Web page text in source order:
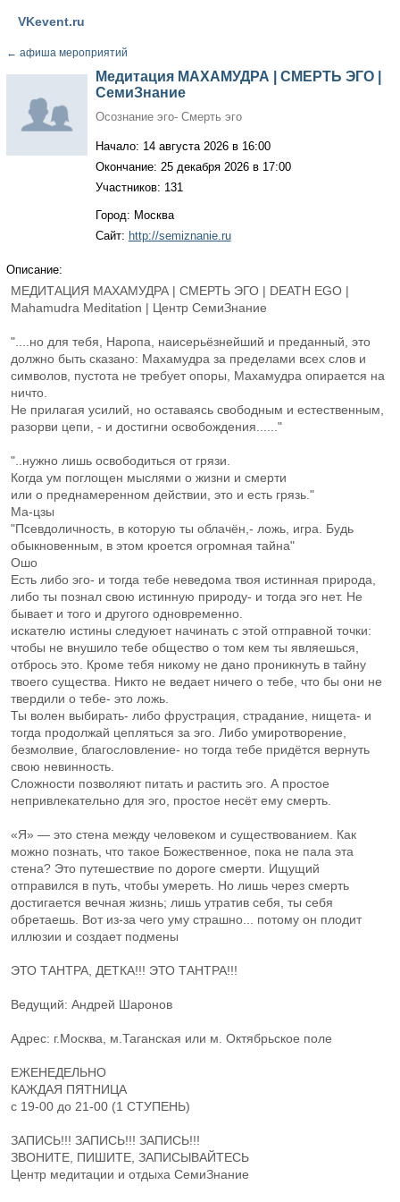
VKevent.ru
← афиша мероприятий
Медитация МАХАМУДРА | СМЕРТЬ ЭГО |
СемиЗнание
Осознание эго- Смерть эго
Начало: 14 августа 2026 в 16:00
Окончание: 25 декабря 2026 в 17:00
Участников: 131
Город: Москва
Сайт: http://semiznanie.ru
Описание:
МЕДИТАЦИЯ МАХАМУДРА | СМЕРТЬ ЭГО | DEATH EGO |
Mahamudra Meditation | Центр СемиЗнание
"....но для тебя, Наропа, наисерьёзнейший и преданный, это
должно быть сказано: Махамудра за пределами всех слов и
символов, пустота не требует опоры, Махамудра опирается на
ничто.
Не прилагая усилий, но оставаясь свободным и естественным,
разорви цепи, - и достигни освобождения......"
"..нужно лишь освободиться от грязи.
Когда ум поглощен мыслями о жизни и смерти
или о преднамеренном действии, это и есть грязь."
Ма-цзы
"Псевдоличность, в которую ты облачён,- ложь, игра. Будь
обыкновенным, в этом кроется огромная тайна"
Ошо
Есть либо эго- и тогда тебе неведома твоя истинная природа,
либо ты познал свою истинную природу- и тогда эго нет. Не
бывает и того и другого одновременно.
искателю истины следуюет начинать с этой отправной точки:
чтобы не внушило тебе общество о том кем ты являешься,
отбрось это. Кроме тебя никому не дано проникнуть в тайну
твоего существа. Никто не ведает ничего о тебе, что бы они не
твердили о тебе- это ложь.
Ты волен выбирать- либо фрустрация, страдание, нищета- и
тогда продолжай цепляться за эго. Либо умиротворение,
безмолвие, благословление- но тогда тебе придётся вернуть
свою невинность.
Сложности позволяют питать и растить эго. А простое
непривлекательно для эго, простое несёт ему смерть.
«Я» — это стена между человеком и существованием. Как
можно познать, что такое Божественное, пока не пала эта
стена? Это путешествие по дороге смерти. Ищущий
отправился в путь, чтобы умереть. Но лишь через смерть
достигается вечная жизнь; лишь утратив себя, ты себя
обретаешь. Вот из-за чего уму страшно... потому он плодит
иллюзии и создает подмены
ЭТО ТАНТРА, ДЕТКА!!! ЭТО ТАНТРА!!!
Ведущий: Андрей Шаронов
Адрес: г.Москва, м.Таганская или м. Октябрьское поле
ЕЖЕНЕДЕЛЬНО
КАЖДАЯ ПЯТНИЦА
с 19-00 до 21-00 (1 СТУПЕНЬ)
ЗАПИСЬ!!! ЗАПИСЬ!!! ЗАПИСЬ!!!
ЗВОНИТЕ, ПИШИТЕ, ЗАПИСЫВАЙТЕСЬ
Центр медитации и отдыха СемиЗнание